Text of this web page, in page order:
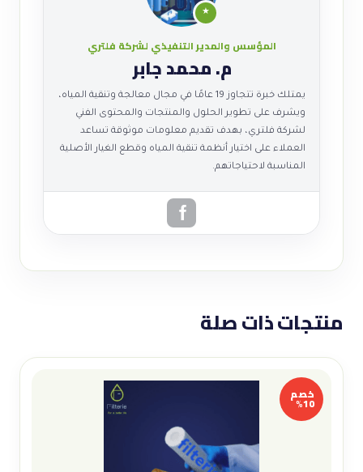
★
المؤسس والمدير التنفيذي لشركة فلتري
م. محمد جابر
يمتلك خبرة تتجاوز 19 عامًا في مجال معالجة وتنقية المياه،
ويشرف على تطوير الحلول والمنتجات والمحتوى الفني
لشركة فلتري، بهدف تقديم معلومات موثوقة تساعد
العملاء على اختيار أنظمة تنقية المياه وقطع الغيار الأصلية
المناسبة لاحتياجاتهم.
منتجات ذات صلة
خصم
10%